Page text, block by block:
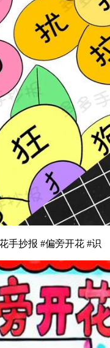
手抄报 #偏旁开花 #识